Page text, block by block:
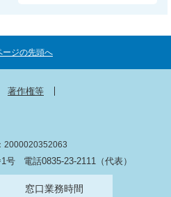
ージの先頭へ
著作権等
2000020352063
号 電話0835-23-2111（代表）
窓口業務時間